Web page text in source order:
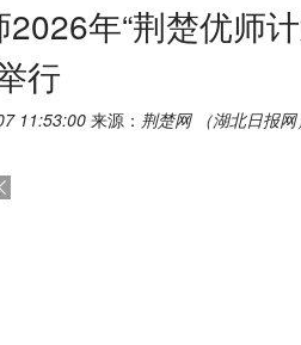
年“荆楚优师
行
11:53:00 来源： 荆楚网 （湖北日报网